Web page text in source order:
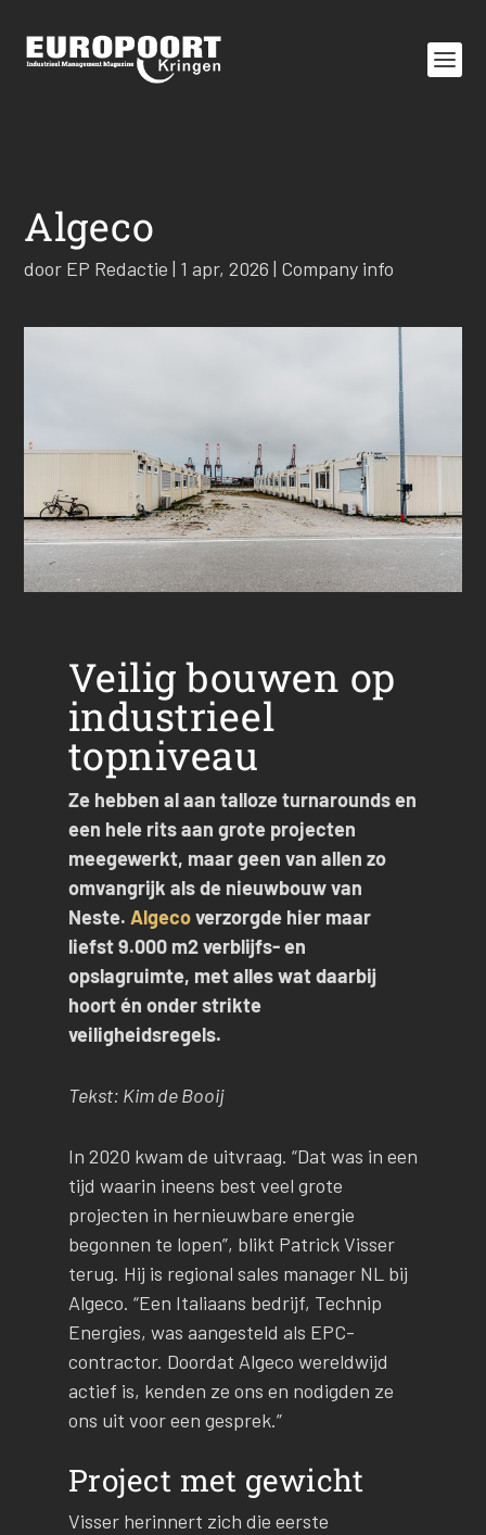
Algeco
door EP Redactie | 1 apr, 2026 | Company info
Veilig bouwen op
industrieel
topniveau
Ze hebben al aan talloze turnarounds en
een hele rits aan grote projecten
meegewerkt, maar geen van allen zo
omvangrijk als de nieuwbouw van
Neste. Algecoverzorgde hier maar
liefst 9.000 m2 verblijfs- en
opslagruimte, met alles wat daarbij
hoort én onder strikte
veiligheidsregels.
Tekst: Kim de Booij
In 2020 kwam de uitvraag. “Dat was in een
tijd waarin ineens best veel grote
projecten in hernieuwbare energie
begonnen te lopen”, blikt Patrick Visser
terug. Hij is regional sales manager NL bij
Algeco. “Een Italiaans bedrijf, Technip
Energies, was aangesteld als EPC-
contractor. Doordat Algeco wereldwijd
actief is, kenden ze ons en nodigden ze
ons uit voor een gesprek.”
Project met gewicht
Visser herinnert zich die eerste